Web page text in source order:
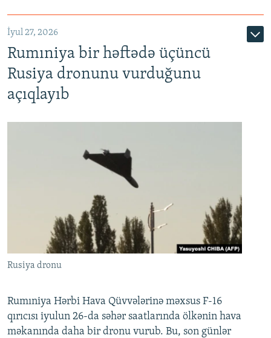
İyul 27, 2026
Rumıniya bir həftədə üçüncü
Rusiya dronunu vurduğunu
açıqlayıb
Rusiya dronu
Rumıniya Hərbi Hava Qüvvələrinə məxsus F-16
qırıcısı iyulun 26-da səhər saatlarında ölkənin hava
məkanında daha bir dronu vurub. Bu, son günlər